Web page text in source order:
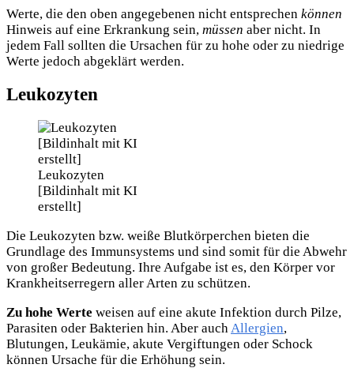
Werte, die den oben angegebenen nicht entsprechen können
Hinweis auf eine Erkrankung sein, müssen aber nicht. In
jedem Fall sollten die Ursachen für zu hohe oder zu niedrige
Werte jedoch abgeklärt werden.
Leukozyten
Leukozyten
[Bildinhalt mit KI
erstellt]
Die Leukozyten bzw. weiße Blutkörperchen bieten die
Grundlage des Immunsystems und sind somit für die Abwehr
von großer Bedeutung. Ihre Aufgabe ist es, den Körper vor
Krankheitserregern aller Arten zu schützen.
Zu hohe Werte weisen auf eine akute Infektion durch Pilze,
Parasiten oder Bakterien hin. Aber auchAllergien,
Blutungen, Leukämie, akute Vergiftungen oder Schock
können Ursache für die Erhöhung sein.